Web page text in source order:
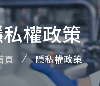
權政策
頁 隱私權政策